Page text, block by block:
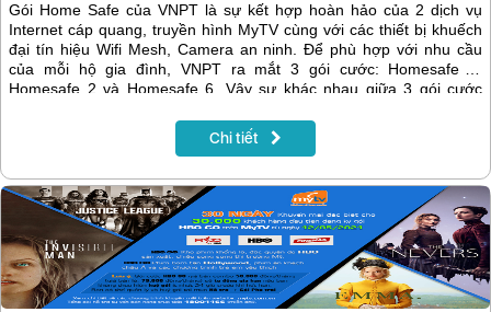
Gói Home Safe của VNPT là sự kết hợp hoàn hảo của 2 dịch vụ
Internet cáp quang, truyền hình MyTV cùng với các thiết bị khuếch
đại tín hiệu Wifi Mesh, Camera an ninh. Để phù hợp với nhu cầu
của mỗi hộ gia đình, VNPT ra mắt 3 gói cước: Homesafe 1,
Homesafe 2 và Homesafe 6. Vậy sự khác nhau giữa 3 gói cước
chọn tối ưu nhất cho gia đình.
Chi tiết